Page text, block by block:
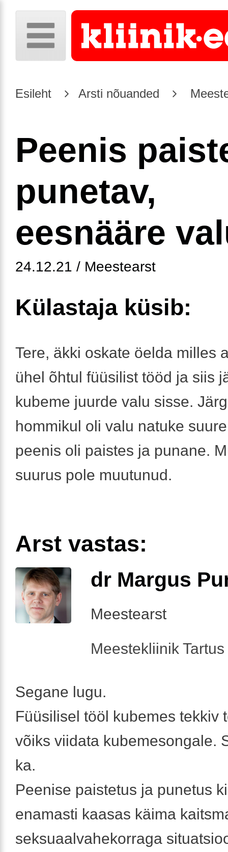
Esileht Arsti nõuanded
Peenis
punetav,
eesnääre
24.12.21 / Meestearst
Külastaja küsib:
Tere, äkki oskate öelda milles
ühel õhtul füüsilist tööd ja siis
kubeme juurde valu sisse.
hommikul oli valu natuke
peenis oli paistes ja punane.
suurus pole muutunud.
Arst vastas:
dr Margus
Meestearst
Meestekliinik
Segane lugu.
Füüsilisel tööl kubemes tekkiv
võiks viidata kubemesongale.
ka.
Peenise paistetus ja punetus
enamasti kaasas käima
seksuaalvahekorraga